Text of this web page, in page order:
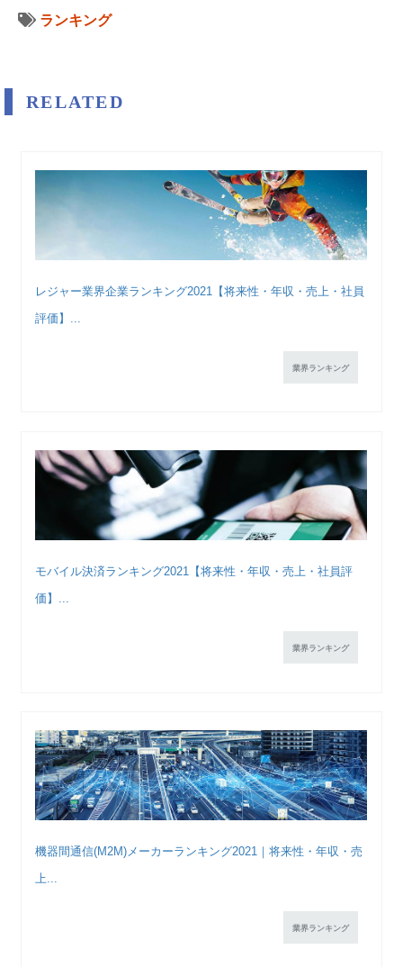
ランキング
RELATED
レジャー業界企業ランキング2021【将来性・年収・売上・社員
評価】...
業界ランキング
モバイル決済ランキング2021【将来性・年収・売上・社員評
価】...
業界ランキング
機器間通信(M2M)メーカーランキング2021｜将来性・年収・売
上...
業界ランキング